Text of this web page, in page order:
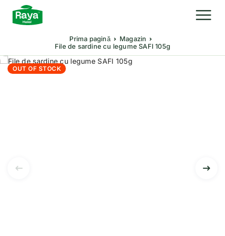
Prima pagină
Magazin
File de sardine cu legume SAFI 105g
OUT OF STOCK